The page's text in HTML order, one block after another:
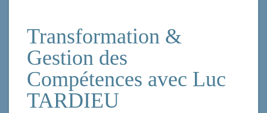
Transformation &
Gestion des
Compétences avec Luc
TARDIEU